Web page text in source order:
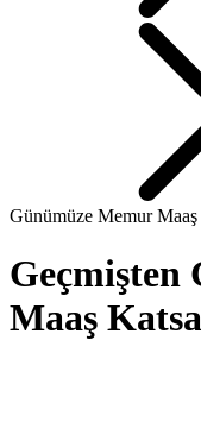
Günümüze Memur Maaş
Geçmişten
Maaş